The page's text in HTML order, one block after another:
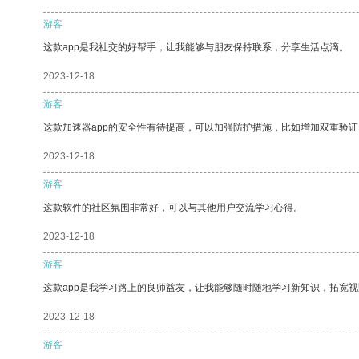
游客
这款app是我社交的好帮手，让我能够与朋友保持联系，分享生活点滴。
2023-12-18
游客
这款加速器app的安全性有待提高，可以加强防护措施，比如增加双重验
2023-12-18
游客
这款软件的社区氛围非常好，可以与其他用户交流学习心得。
2023-12-18
游客
这款app是我学习路上的良师益友，让我能够随时随地学习新知识，拓宽
2023-12-18
游客